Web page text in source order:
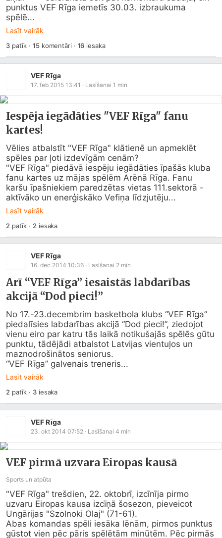
punktus VEF Rīga iemetīs 30.03. izbraukuma
spēlē...
Lasīt vairāk
3patīk ·15komentāri · 16 iesaka
VEF Rīga
17. feb 2015 13:41 · Lasīšanai 1 min
Iespēja iegādāties "VEF Rīga" fanu
kartes!
Vēlies atbalstīt "VEF Rīga" klātienē un apmeklēt
spēles par ļoti izdevīgām cenām?
"VEF Rīga" piedāvā iespēju iegādāties īpašās kluba
fanu kartes uz mājas spēlēm Arēnā Rīga. Fanu
karšu īpašniekiem paredzētas vietas 111.sektorā -
aktīvāko un enerģiskāko Vefiņa līdzjutēju...
Lasīt vairāk
2 patīk · 2 iesaka
VEF Rīga
16. dec 2014 10:36 · Lasīšanai 2 min
Arī “VEF Rīga” iesaistās labdarības
akcijā “Dod pieci!”
No 17.-23.decembrim basketbola klubs “VEF Rīga”
piedalīsies labdarības akcijā “Dod pieci!”, ziedojot
vienu eiro par katru tās laikā notikušajās spēlēs gūtu
punktu, tādējādi atbalstot Latvijas vientuļos un
maznodrošinātos seniorus.
“VEF Rīga” galvenais treneris...
Lasīt vairāk
2 patīk · 3iesaka
VEF Rīga
23. okt 2014 07:52 · Lasīšanai 4 min
VEF pirmā uzvara Eiropas kausā
Sports un atpūta
"VEF Rīga" trešdien, 22. oktobrī, izcīnīja pirmo
uzvaru Eiropas kausa izcīņā šosezon, pieveicot
Ungārijas "Szolnoki Olaj" (71-61).
Abas komandas spēli iesāka lēnām, pirmos punktus
gūstot vien pēc pāris spēlētām minūtēm. Pēc pirmās